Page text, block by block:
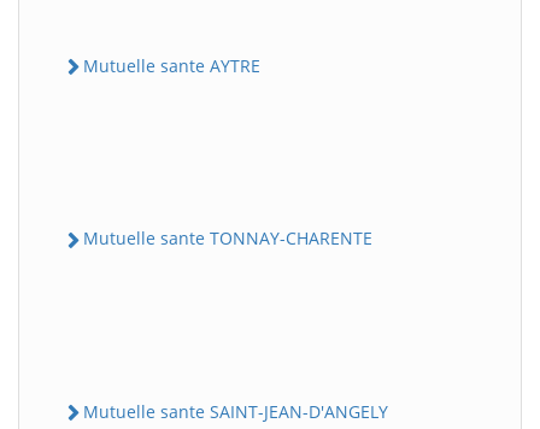
Mutuelle sante AYTRE
Mutuelle sante TONNAY-CHARENTE
Mutuelle sante SAINT-JEAN-D'ANGELY